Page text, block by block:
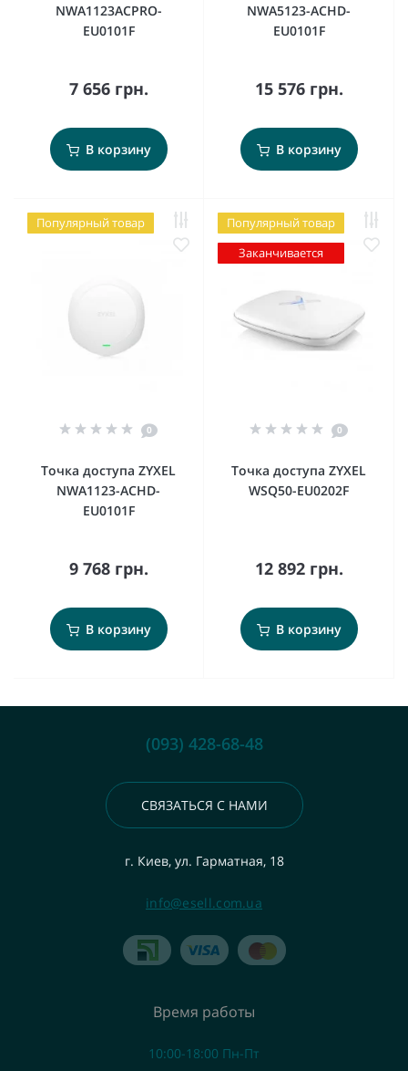
NWA1123ACPRO-
EU0101F
7 656 грн.
В корзину
NWA5123-ACHD-
EU0101F
15 576 грн.
В корзину
Популярный товар
0
Точка доступа ZYXEL
NWA1123-ACHD-
EU0101F
9 768 грн.
В корзину
Популярный товар
Заканчивается
0
Точка доступа ZYXEL
WSQ50-EU0202F
12 892 грн.
В корзину
(093) 428-68-48
СВЯЗАТЬСЯ С НАМИ
г. Киев, ул. Гарматная, 18
info@esell.com.ua
Время работы
10:00-18:00 Пн-Пт